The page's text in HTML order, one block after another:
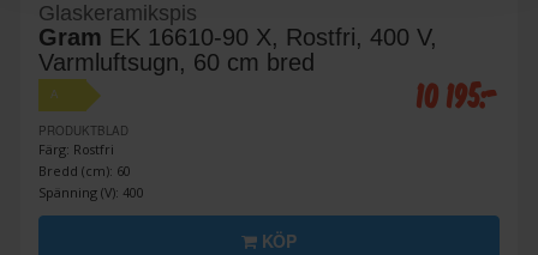
Glaskeramikspis
Gram EK 16610-90 X, Rostfri, 400 V,
Varmluftsugn, 60 cm bred
A
PRODUKTBLAD
Färg: Rostfri
Bredd (cm): 60
Spänning (V): 400
10 195:-
KÖP